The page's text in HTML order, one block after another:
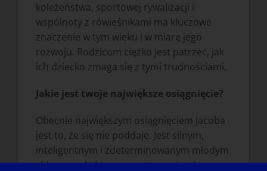
koleżeństwa, sportowej rywalizacji i
wspólnoty z rówieśnikami ma kluczowe
znaczenie w tym wieku i w miarę jego
rozwoju. Rodzicom ciężko jest patrzeć, jak
ich dziecko zmaga się z tymi trudnościami.
Jakie jest twoje największe osiągnięcie?
Obecnie największym osiągnięciem Jacoba
jest to, że się nie poddaje. Jest silnym,
inteligentnym i zdeterminowanym młodym
chłopcem, który zawsze stara się jak